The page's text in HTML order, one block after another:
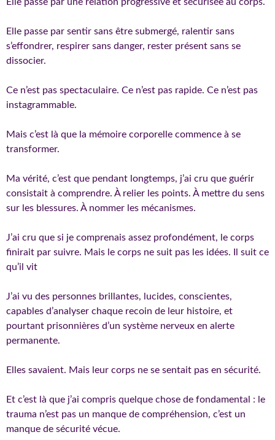
Elle passe par sentir sans être submergé, ralentir sans
s’effondrer, respirer sans danger, rester présent sans se
dissocier.
Ce n’est pas spectaculaire. Ce n’est pas rapide. Ce n’est pas
instagrammable.
Mais c’est là que la mémoire corporelle commence à se
transformer.
Ma vérité, c’est que pendant longtemps, j’ai cru que guérir
consistait à comprendre. À relier les points. À mettre du sens
sur les blessures. À nommer les mécanismes.
J’ai cru que si je comprenais assez profondément, le corps
finirait par suivre. Mais le corps ne suit pas les idées. Il suit ce
qu’il vit
J’ai vu des personnes brillantes, lucides, conscientes,
capables d’analyser chaque recoin de leur histoire, et
pourtant prisonnières d’un système nerveux en alerte
permanente.
Elles savaient. Mais leur corps ne se sentait pas en sécurité.
Et c’est là que j’ai compris quelque chose de fondamental : le
trauma n’est pas un manque de compréhension, c’est un
manque de sécurité vécue.